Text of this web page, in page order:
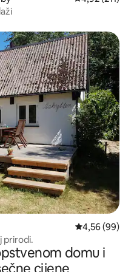
prosječna
4,56 (99)
prirodi.
domu i